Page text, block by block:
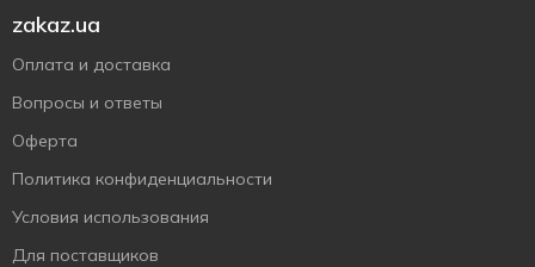
zakaz.ua
Оплата и доставка
Вопросы и ответы
Оферта
Политика конфиденциальности
Условия использования
Для поставщиков